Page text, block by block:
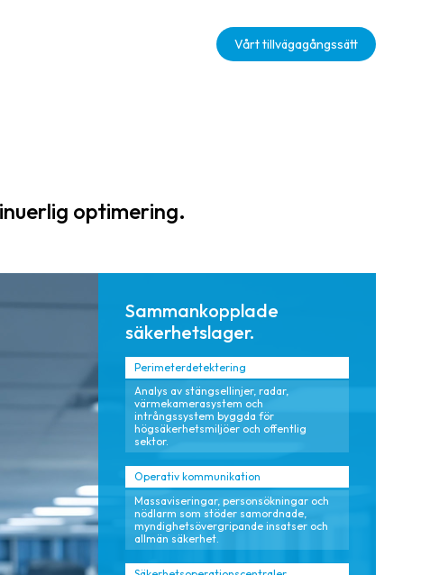
myndighetsöver
gripande
molnbaserade
lösningar som
tjänsteleverans.
Vårt tillvägagångssätt
optimering.
Sammankopplade
säkerhetslager.
Perimeterdetektering
Analys av stängsellinjer, radar,
värmekamerasystem och
intrångssystem byggda för
högsäkerhetsmiljöer och offentlig
sektor.
Operativ kommunikation
Massaviseringar, personsökningar och
nödlarm som stöder samordnade,
myndighetsövergripande insatser och
allmän säkerhet.